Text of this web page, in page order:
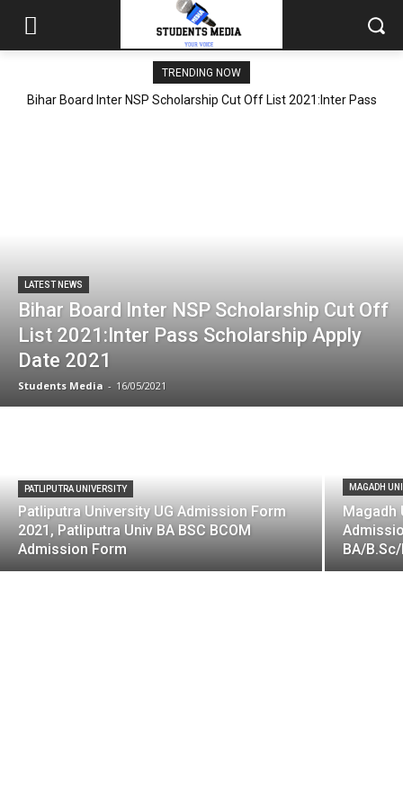
TRENDING NOW
Bihar Board Inter NSP Scholarship Cut Off List 2021:Inter Pass
LATEST NEWS
Bihar Board Inter NSP Scholarship Cut Off
List 2021:Inter Pass Scholarship Apply
Date 2021
Students Media - 16/05/2021
PATLIPUTRA UNIVERSITY
Patliputra University UG Admission Form
2021, Patliputra Univ BA BSC BCOM
Admission Form
MAGADH
Magadh
BA/